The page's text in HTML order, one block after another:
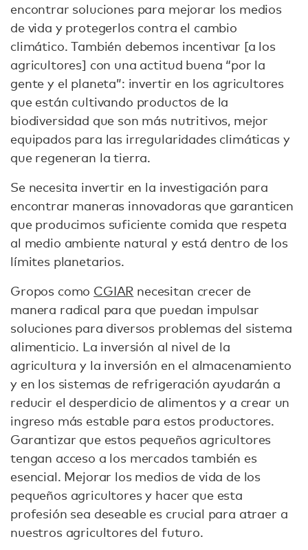
encontrar soluciones para mejorar los medios
de vida y protegerlos contra el cambio
climático. También debemos incentivar [a los
agricultores] con una actitud buena “por la
gente y el planeta”: invertir en los agricultores
que están cultivando productos de la
biodiversidad que son más nutritivos, mejor
equipados para las irregularidades climáticas y
que regeneran la tierra.
Se necesita invertir en la investigación para
encontrar maneras innovadoras que garanticen
que producimos suficiente comida que respeta
al medio ambiente natural y está dentro de los
límites planetarios.
Gropos como CGIAR necesitan crecer de
manera radical para que puedan impulsar
soluciones para diversos problemas del sistema
alimenticio. La inversión al nivel de la
agricultura y la inversión en el almacenamiento
y en los sistemas de refrigeración ayudarán a
reducir el desperdicio de alimentos y a crear un
ingreso más estable para estos productores.
Garantizar que estos pequeños agricultores
tengan acceso a los mercados también es
esencial. Mejorar los medios de vida de los
pequeños agricultores y hacer que esta
profesión sea deseable es crucial para atraer a
nuestros agricultores del futuro.